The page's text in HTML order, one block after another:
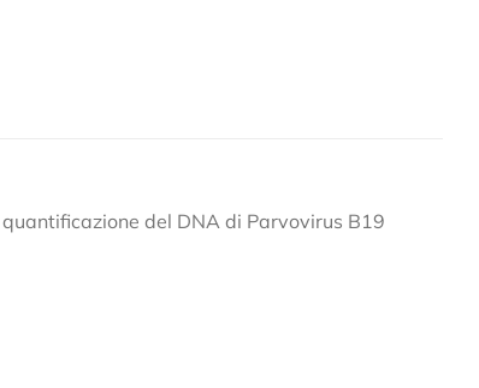
del DNA di Parvovirus B19